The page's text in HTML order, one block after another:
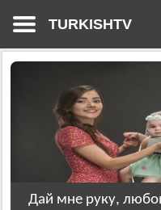
TURKISHTV
Дай мне руку,